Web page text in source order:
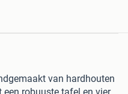
van hardhouten